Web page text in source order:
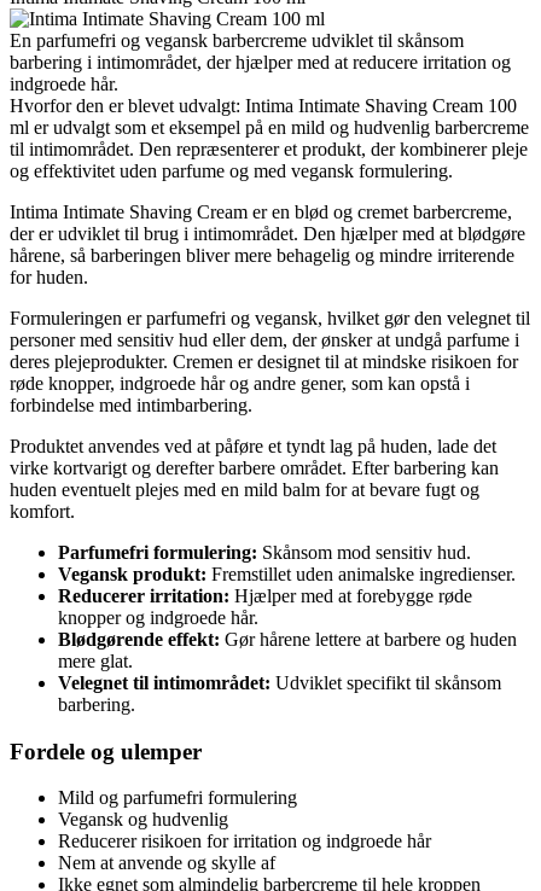
En parfumefri og vegansk barbercreme udviklet til skånsom
barbering i intimområdet, der hjælper med at reducere irritation og
indgroede hår.
Hvorfor den er blevet udvalgt: Intima Intimate Shaving Cream 100
ml er udvalgt som et eksempel på en mild og hudvenlig barbercreme
til intimområdet. Den repræsenterer et produkt, der kombinerer pleje
og effektivitet uden parfume og med vegansk formulering.
Intima Intimate Shaving Cream er en blød og cremet barbercreme,
der er udviklet til brug i intimområdet. Den hjælper med at blødgøre
hårene, så barberingen bliver mere behagelig og mindre irriterende
for huden.
Formuleringen er parfumefri og vegansk, hvilket gør den velegnet til
personer med sensitiv hud eller dem, der ønsker at undgå parfume i
deres plejeprodukter. Cremen er designet til at mindske risikoen for
røde knopper, indgroede hår og andre gener, som kan opstå i
forbindelse med intimbarbering.
Produktet anvendes ved at påføre et tyndt lag på huden, lade det
virke kortvarigt og derefter barbere området. Efter barbering kan
huden eventuelt plejes med en mild balm for at bevare fugt og
komfort.
Parfumefri formulering: Skånsom mod sensitiv hud.
Vegansk produkt: Fremstillet uden animalske ingredienser.
Reducerer irritation: Hjælper med at forebygge røde
knopper og indgroede hår.
Blødgørende effekt: Gør hårene lettere at barbere og huden
mere glat.
Velegnet til intimområdet: Udviklet specifikt til skånsom
barbering.
Fordele og ulemper
Mild og parfumefri formulering
Vegansk og hudvenlig
Reducerer risikoen for irritation og indgroede hår
Nem at anvende og skylle af
Ikke egnet som almindelig barbercreme til hele kroppen